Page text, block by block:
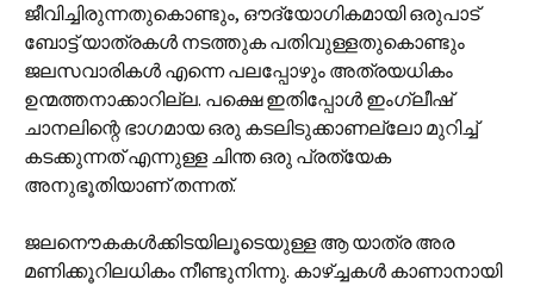
ജീവിച്ചിരുന്നതുകൊണ്ടും, ഔദ്യോഗികമായി ഒരുപാട്
ബോട്ട് യാത്രകള്‍ നടത്തുക പതിവുള്ളതുകൊണ്ടും
ജലസവാരികള്‍ എന്നെ പലപ്പോഴും അത്രയധികം
ഉന്മത്തനാക്കാറില്ല. പക്ഷെ ഇതിപ്പോള്‍ ഇംഗ്ലീഷ്
ചാനലിന്റെ ഭാഗമായ ഒരു കടലിടുക്കാണല്ലോ മുറിച്ച്
കടക്കുന്നത് എന്നുള്ള ചിന്ത ഒരു പ്രത്യേക
അനുഭൂതിയാണ് തന്നത്.
ജലനൌകകള്‍ക്കിടയിലൂടെയുള്ള ആ യാത്ര അര
മണിക്കൂറിലധികം നീണ്ടുനിന്നു. കാഴ്ച്ചകള്‍ കാണാനായി